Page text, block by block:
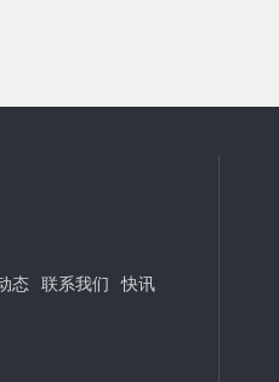
态 联系我们 快讯